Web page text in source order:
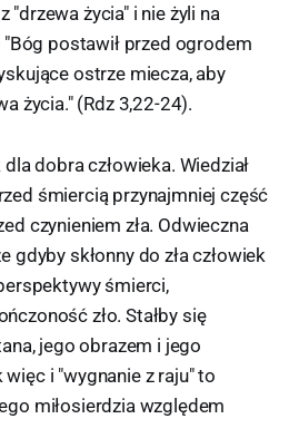
"drzewa życia" i nie żyli na
postawił przed ogrodem
ostrze miecza, aby
życia." (Rdz 3,22-24).
dobra człowieka. Wiedział
śmiercią przynajmniej część
czynieniem zła. Odwieczna
gdyby skłonny do zła człowiek
śmierci,
zło. Stałby się
jego obrazem i jego
i "wygnanie z raju" to
miłosierdzia względem